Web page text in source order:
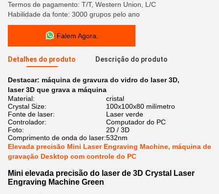
Termos de pagamento: T/T, Western Union, L/C
Habilidade da fonte: 3000 grupos pelo ano
Falem Agora.
Detalhes do produto Descrição do produto
Destacar: máquina de gravura do vidro do laser 3D,
laser 3D que grava a máquina
Material:
cristal
Crystal Size:
100x100x80 milímetro
Fonte de laser:
Laser verde
Controlador:
Computador do PC
Foto:
2D / 3D
Comprimento de onda do laser:532nm
Elevada precisão Mini Laser Engraving Machine, máquina de
gravação Desktop com controle do PC
Mini elevada precisão do laser de 3D Crystal Laser
Engraving Machine Green